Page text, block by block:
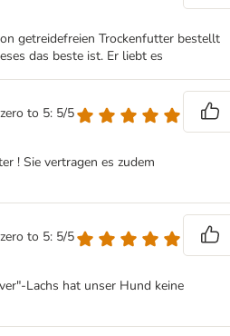
getreidefreien Trockenfutter bestellt
das beste ist. Er liebt es
to 5: 5/5
! Sie vertragen es zudem
to 5: 5/5
Lachs hat unser Hund keine